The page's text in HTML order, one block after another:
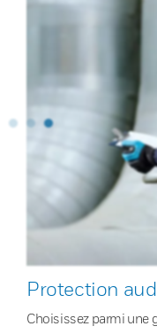
Protection
Choisissez parmi une